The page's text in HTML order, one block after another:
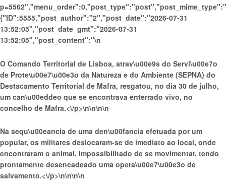
{"ID":5555,"post_author":"2","post_date":"2026-07-31
13:52:05","post_date_gmt":"2026-07-31
13:52:05","post_content":"\n
O Comando Territorial de Lisboa, atrav\u00e9s do Servi\u00e7o
de Prote\u00e7\u00e3o da Natureza e do Ambiente (SEPNA) do
Destacamento Territorial de Mafra, resgatou, no dia 30 de julho,
um can\u00eddeo que se encontrava enterrado vivo, no
concelho de Mafra.<\/p>\n\n\n\n
Na sequ\u00eancia de uma den\u00fancia efetuada por um
popular, os militares deslocaram-se de imediato ao local, onde
encontraram o animal, impossibilitado de se movimentar, tendo
prontamente desencadeado uma opera\u00e7\u00e3o de
salvamento.<\/p>\n\n\n\n